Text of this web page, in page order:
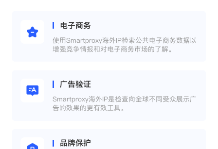
电子商务
使用Smartproxy海外IP检索公共电子商务数据以
增强竞争情报和对电子商务市场的了解。
广告验证
Smartproxy海外IP是检查向全球不同受众展示广
告的效果的更有效工具。
品牌保护